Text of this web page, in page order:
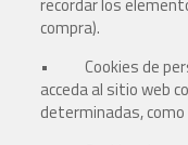
compra).
• Cookies de
acceda al sitio web
determinadas,